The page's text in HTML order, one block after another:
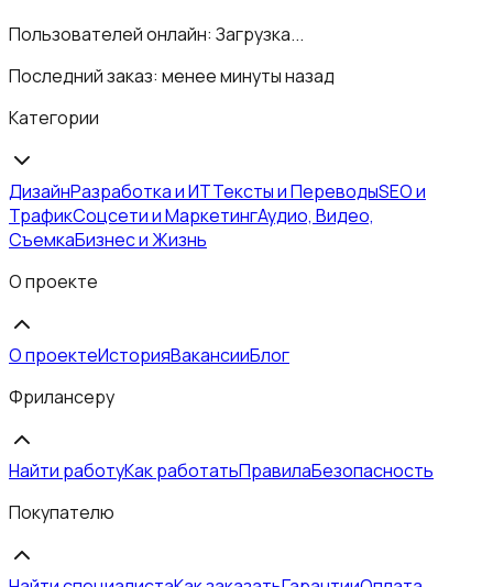
Пользователей онлайн: Загрузка...
Последний заказ: менее минуты назад
Категории
ДизайнРазработка и ИТТексты и ПереводыSEO и
ТрафикСоцсети и МаркетингАудио, Видео,
СъемкаБизнес и Жизнь
О проекте
О проектеИсторияВакансииБлог
Фрилансеру
Найти работуКак работатьПравилаБезопасность
Покупателю